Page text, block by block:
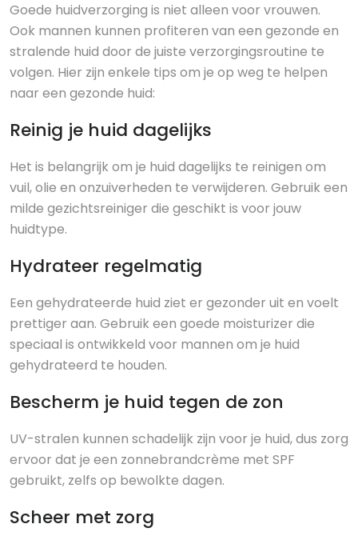
Goede huidverzorging is niet alleen voor vrouwen.
Ook mannen kunnen profiteren van een gezonde en
stralende huid door de juiste verzorgingsroutine te
volgen. Hier zijn enkele tips om je op weg te helpen
naar een gezonde huid:
Reinig je huid dagelijks
Het is belangrijk om je huid dagelijks te reinigen om
vuil, olie en onzuiverheden te verwijderen. Gebruik een
milde gezichtsreiniger die geschikt is voor jouw
huidtype.
Hydrateer regelmatig
Een gehydrateerde huid ziet er gezonder uit en voelt
prettiger aan. Gebruik een goede moisturizer die
speciaal is ontwikkeld voor mannen om je huid
gehydrateerd te houden.
Bescherm je huid tegen de zon
UV-stralen kunnen schadelijk zijn voor je huid, dus zorg
ervoor dat je een zonnebrandcrème met SPF
gebruikt, zelfs op bewolkte dagen.
Scheer met zorg